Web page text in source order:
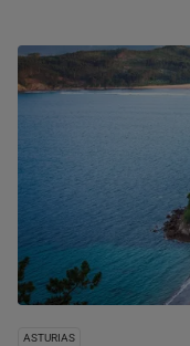
ASTURIAS